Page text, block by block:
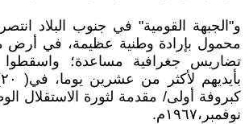
و"الجبهة القومية" في جنوب البلاد
محمول بإرادة وطنية عظيمة، في أرض
تضاريس جغرافية مساعدة؛
نوفمبر،١٩٦٧م.